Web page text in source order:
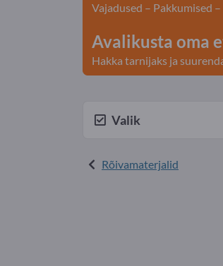
Vajadused – Pakkumised
Avalikusta oma
Hakka tarnijaks ja
Valik
Rõivamaterjalid